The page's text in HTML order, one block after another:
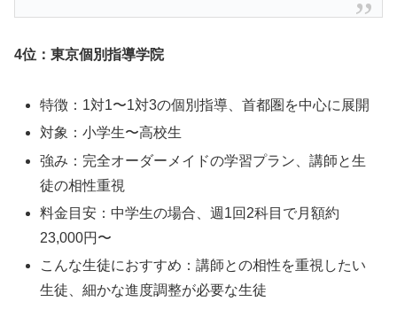
4位：東京個別指導学院
特徴：1対1〜1対3の個別指導、首都圏を中心に展開
対象：小学生〜高校生
強み：完全オーダーメイドの学習プラン、講師と生
徒の相性重視
料金目安：中学生の場合、週1回2科目で月額約
23,000円〜
こんな生徒におすすめ：講師との相性を重視したい
生徒、細かな進度調整が必要な生徒